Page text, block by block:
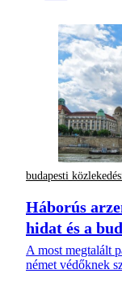
budapesti
Háborús
hidat és a
A most megtalált
német védőknek